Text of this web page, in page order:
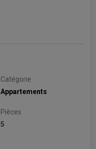
Catégorie
Appartements
Pièces
5